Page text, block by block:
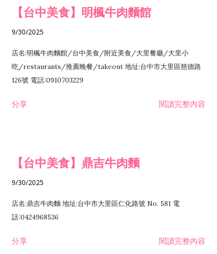
【台中美食】明楓牛肉麵館
9/30/2025
店名:明楓牛肉麵館/台中美食/附近美食/大里餐廳/大里小
吃/restaurants/推薦晚餐/takeout 地址:台中市大里區慈德路
126號 電話:0910703229
分享 閱讀完整內容
【台中美食】鼎吉牛肉麵
9/30/2025
店名:鼎吉牛肉麵 地址:台中市大里區仁化路號 No. 581 電
話:0424968536
分享 閱讀完整內容